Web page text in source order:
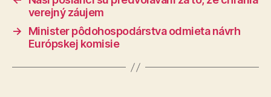
verejný záujem
→
Minister pôdohospodárstva odmieta návrh
Európskej komisie